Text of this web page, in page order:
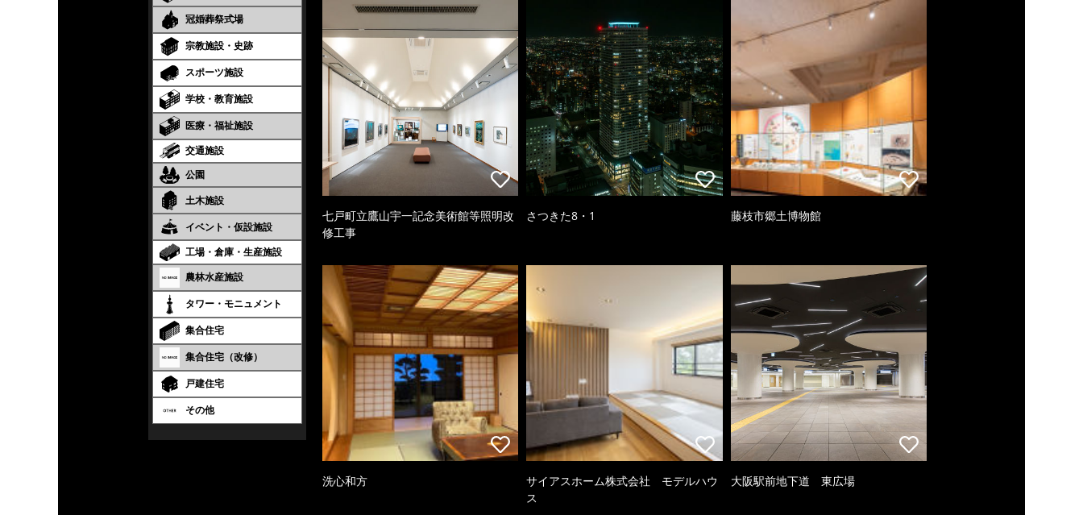
冠婚葬祭式場
宗教施設・史跡
スポーツ施設
学校・教育施設
医療・福祉施設
交通施設
公園
土木施設
イベント・仮設施設
工場・倉庫・生産施設
農林水産施設
タワー・モニュメント
集合住宅
集合住宅（改修）
戸建住宅
その他
七戸町立鷹山宇一記念美術館等照明改
修工事
さつきた8・1 藤枝市郷土博物館
洗心和方
サイアスホーム株式会社 モデルハウ
ス
大阪駅前地下道 東広場